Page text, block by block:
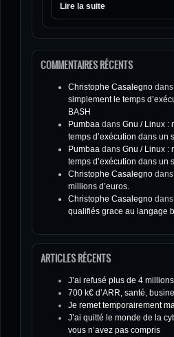
Lire la suite
COMMENTAIRES RÉCENTS
Christophe Casalegno dans
simplement le temps
BASH
Pumbaa dans Gnu / Linux :
temps d’exécution dans un
Pumbaa dans Gnu / Linux :
temps d’exécution dans un
Christophe Casalegno dans
millions d’euros.
Christophe Casalegno dans
qualifiés grace au langage
ARTICLES RÉCENTS
J’ai refusé plus de 4
700 k€ d’ARR, santé,
Je remet temporairement
J’ai quitté le monde de la
vous n’avez pas compris